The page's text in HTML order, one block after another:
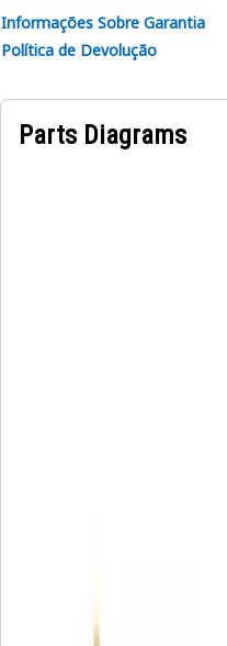
Informações Sobre Garantia
Política de Devolução
Parts Diagrams